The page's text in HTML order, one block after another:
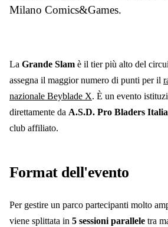
Milano Comics&Games.
La Grande Slam è il tier più alto del
assegna il maggior numero di punti per il
nazionale Beyblade X. È un evento
direttamente da A.S.D. Pro Bladers Italia
club affiliato.
Format dell'evento
Per gestire un parco partecipanti molto
viene splittata in 5 sessioni parallele tra